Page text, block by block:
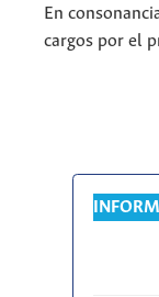
En
cargos por el